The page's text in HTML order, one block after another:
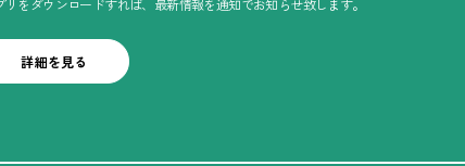
リをダウンロードすれば、最新情報を通知でお知らせ致します。
詳細を見る